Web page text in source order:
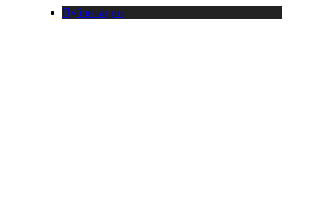
Публикации